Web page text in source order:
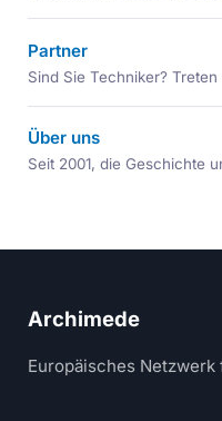
Partner
Sind Sie Techniker?
Über uns
Seit 2001, die Geschichte
Archimede
Europäisches